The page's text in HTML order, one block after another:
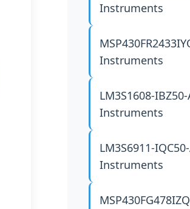
Instruments
Instruments
LM3S1608-
Instruments
LM3S6911-
Instruments